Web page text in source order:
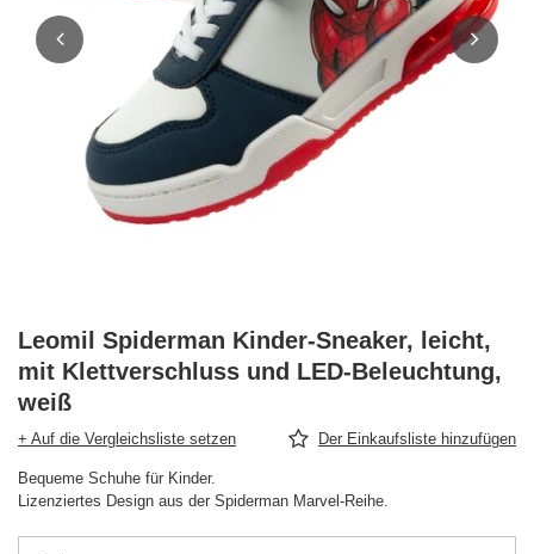
Leomil Spiderman Kinder-Sneaker, leicht,
mit Klettverschluss und LED-Beleuchtung,
weiß
+ Auf die Vergleichsliste setzen Der Einkaufsliste hinzufügen
Bequeme Schuhe für Kinder.
Lizenziertes Design aus der Spiderman Marvel-Reihe.